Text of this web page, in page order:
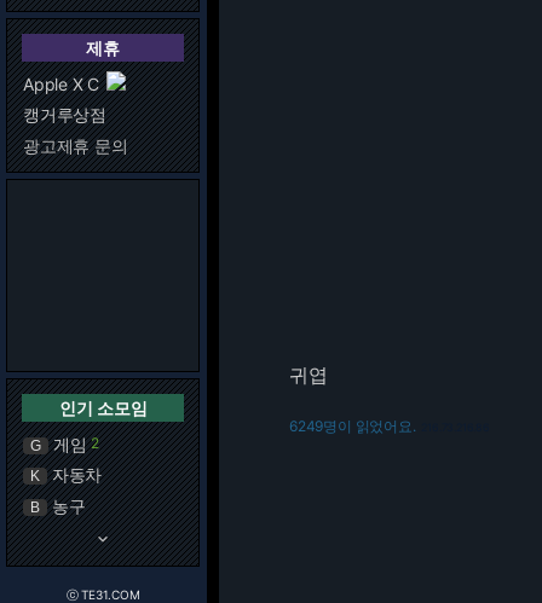
제휴
Apple X C
캥거루상점
광고제휴 문의
인기 소모임
G 게임 2
K 자동차
B 농구
keyboard_arrow_down
ⓒ TE31.COM
귀엽
6249명이 읽었어요.